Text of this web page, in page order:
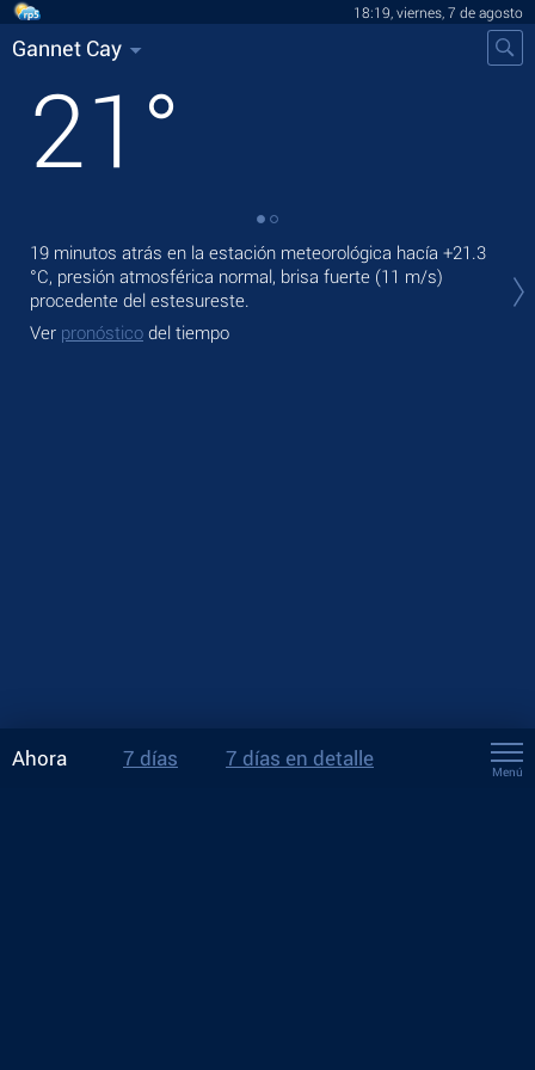
18:19, viernes, 7 de agosto
Gannet Cay
21 °
19 minutos atrás en la estación meteorológica hacía +21.3
°C, presión atmosférica normal, brisa fuerte (11 m/s)
procedente del estesureste.
Ver pronóstico del tiempo
Ahora 7 días 7 días en detalle
Menú